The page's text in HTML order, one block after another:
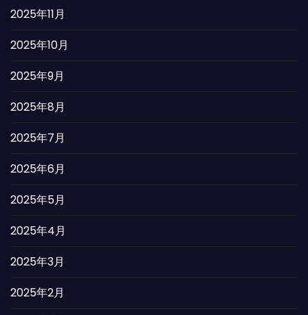
2025年11月
2025年10月
2025年9月
2025年8月
2025年7月
2025年6月
2025年5月
2025年4月
2025年3月
2025年2月